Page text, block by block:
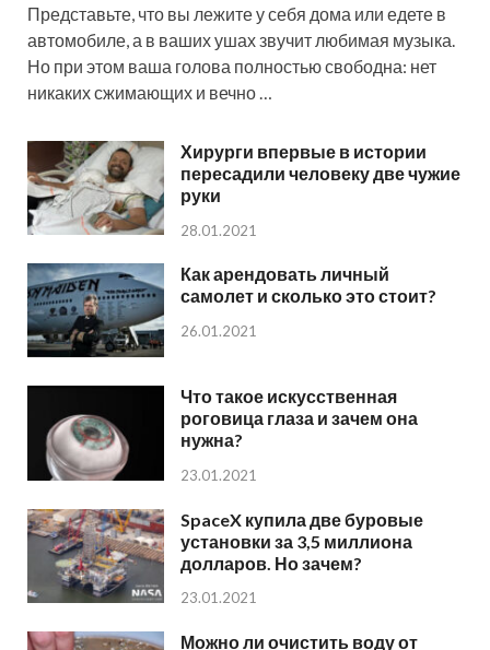
Представьте, что вы лежите у себя дома или едете в
автомобиле, а в ваших ушах звучит любимая музыка.
Но при этом ваша голова полностью свободна: нет
никаких сжимающих и вечно …
Хирурги впервые в истории
пересадили человеку две чужие
руки
28.01.2021
Как арендовать личный
самолет и сколько это стоит?
26.01.2021
Что такое искусственная
роговица глаза и зачем она
нужна?
23.01.2021
SpaceX купила две буровые
установки за 3,5 миллиона
долларов. Но зачем?
23.01.2021
Можно ли очистить воду от